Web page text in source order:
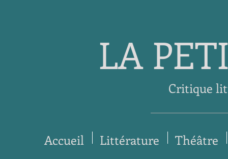
LA
Critique
Accueil Littérature Théâtre